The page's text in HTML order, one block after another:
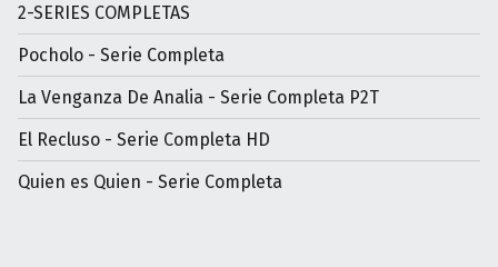
2-SERIES COMPLETAS
Pocholo - Serie Completa
La Venganza De Analia - Serie Completa P2T
El Recluso - Serie Completa HD
Quien es Quien - Serie Completa